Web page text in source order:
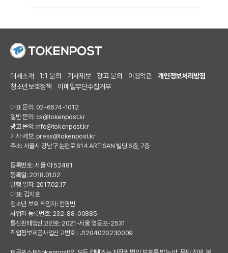
매체소개 1:1 문의 기사제보 광고 문의 이용약관
개인정보처리방침
청소년보호정책
이메일무단수집거부
대표 문의: 02-6674-1012
일반 문의: cs@tokenpost.kr
광고 문의: info@tokenpost.kr
기사 제보: press@tokenpost.kr
주소: 서울시 강남구 논현로 614 ARTISAN 빌딩 6층, 7층
등록번호: 서울 아 52481
등록일: 2018.01.02
발행 일자: 2017.02.17
대표: 김지호
청소년 보호 책임자: 전영빈
사업자 등록번호: 232-88-00885
통신판매업신고번호: 2021-서울 영등포-2531
직업정보제공사업신고번호 : J1204020230009